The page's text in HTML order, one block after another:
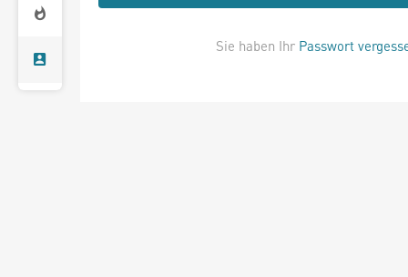
Sie haben Ihr Passwort